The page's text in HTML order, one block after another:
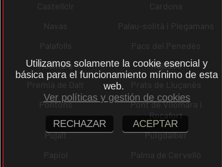
Castellcir
Cardona
Navas
Palau-solità i Plegamans
Palafolls
Pacs del Penedès
Rellinars
Rajadell
Premià de Dalt
Prats de Lluçanès
Pontons
Pont de Vilomara i
Rocafort
Pujalt
Puigdàlber
Papiol
Palma de Cervelló
Utilizamos solamente la cookie esencial y
básica para el funcionamiento mínimo de esta
web.
Ver políticas y gestión de cookies
RECHAZAR ACEPTAR